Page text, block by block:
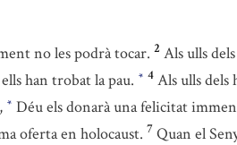
no les podrà tocar. 2 Als ulls
han trobat la pau. * 4 Als ulls dels
* Déu els donarà una felicitat
oferta en holocaust. 7 Quan el